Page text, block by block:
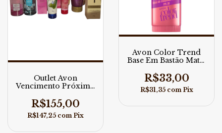
Outlet Avon
Vencimento Próximo
R$155,00
R$147,25 com Pix
Avon Color Trend
Base Em Bastão Matte
R$33,00
R$31,35 com Pix